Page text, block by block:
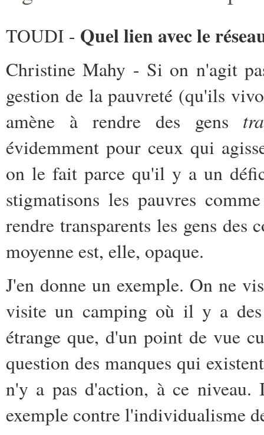
TOUDI - Quel lien avec le
Christine Mahy - Si on n'agit
gestion de la pauvreté (qu'ils
amène à rendre des gens
évidemment pour ceux qui
on le fait parce qu'il y a un
stigmatisons les pauvres
rendre transparents les gens des
moyenne est, elle, opaque.
J'en donne un exemple. On ne
visite un camping où il y a des
étrange que, d'un point de vue
question des manques qui
n'y a pas d'action, à ce
exemple contre l'individualisme